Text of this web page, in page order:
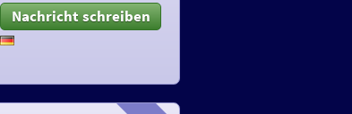
Nachricht schreiben